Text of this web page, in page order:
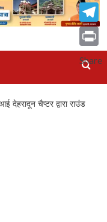
चैप्टर द्वारा राउंड
Print
Share